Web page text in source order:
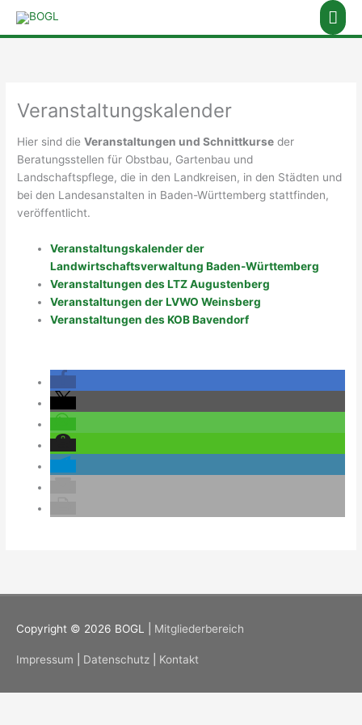
Inhalt
Veranstaltungskalender
Hier sind dieVeranstaltungen und Schnittkurse der
Beratungsstellen für Obstbau, Gartenbau und
Landschaftspflege, die in den Landkreisen, in den Städten und
bei den Landesanstalten in Baden-Württemberg stattfinden,
veröffentlicht.
Veranstaltungskalender der
Landwirtschaftsverwaltung Baden-Württemberg
Veranstaltungen des LTZ Augustenberg
Veranstaltungen der LVWO Weinsberg
Veranstaltungen des KOB Bavendorf
Copyright © 2026 BOGL Mitgliederbereich
Impressum Datenschutz Kontakt